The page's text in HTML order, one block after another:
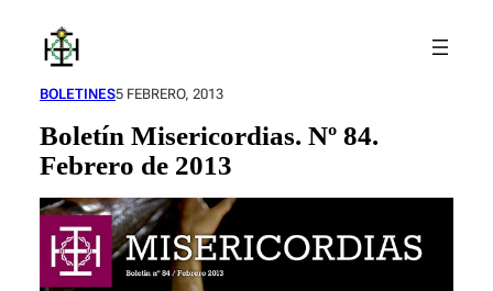
contenido
BOLETINES5 FEBRERO, 2013
Boletín Misericordias. Nº 84.
Febrero de 2013